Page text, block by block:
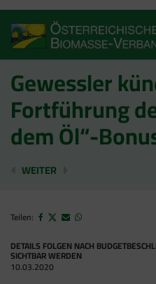
content
Gewessler
Fortführung
dem Öl“-
HOLZHEIZER
WEITER
Teilen:
DETAILS FOLGEN NACH
SICHTBAR WERDEN
10.03.2020